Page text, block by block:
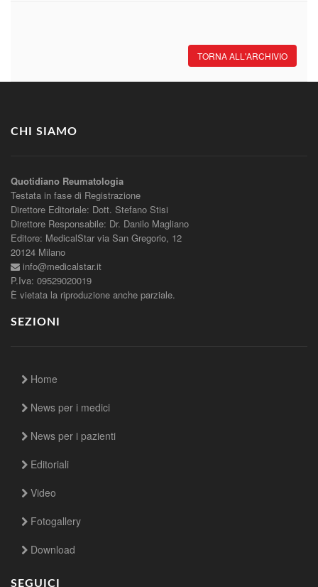
TORNA ALL'ARCHIVIO
CHI SIAMO
Quotidiano Reumatologia
Testata in fase di Registrazione
Direttore Editoriale: Dott. Stefano Stisi
Direttore Responsabile: Dr. Danilo Magliano
Editore: MedicalStar via San Gregorio, 12
20124 Milano
info@medicalstar.it
P.Iva: 09529020019
È vietata la riproduzione anche parziale.
SEZIONI
Home
News per i medici
News per i pazienti
Editoriali
Video
Fotogallery
Download
SEGUICI